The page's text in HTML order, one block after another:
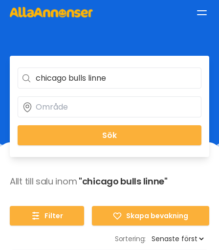
Sök
Allt till salu inom "chicago bulls linne"
Filter Skapa bevakning
Sortering: